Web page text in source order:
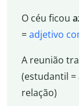
O céu ficou
=adjetivo
A reunião
(estudantil =
relação)